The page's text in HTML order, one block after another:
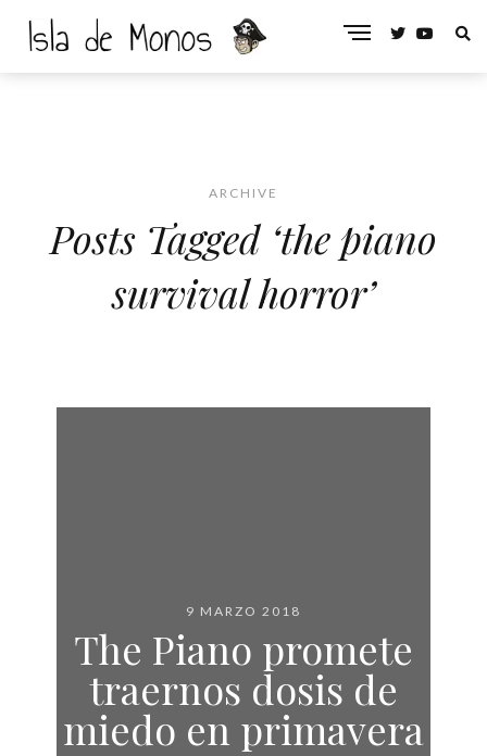
ARCHIVE
Posts Tagged ‘the piano
survival horror’
9 MARZO 2018
The Piano promete
traernos dosis de
miedo en primavera